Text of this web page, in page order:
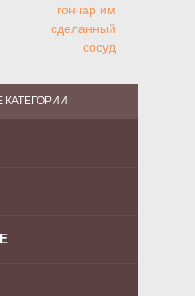
гончар им
сделанный
сосуд